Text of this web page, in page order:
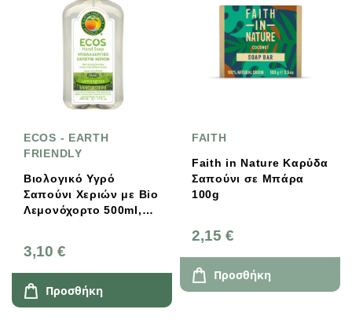
ECOS - EARTH
FRIENDLY
Βιολογικό Υγρό
Σαπούνι Χεριών με Bio
Λεμονόχορτο 500ml,
3,10 €
Προσθήκη
FAITH
Faith in Nature Καρύδα
Σαπούνι σε Μπάρα
100g
2,15 €
Προσθήκη